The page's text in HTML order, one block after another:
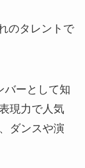
のタレントで
バーとして知
現力で人気
ダンスや演